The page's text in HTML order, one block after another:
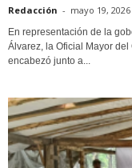
Redacción - mayo 19, 2026
En representación de la
Álvarez, la Oficial Mayor
encabezó junto a...